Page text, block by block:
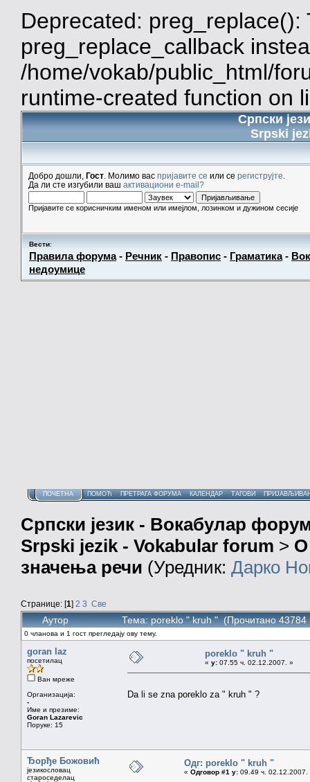
Deprecated:
preg_replace_callback
/home/vokab/public_html/
runtime-created function on
Српски
Srpski
Добро дошли, Гост . Молимо вас пријавите се или се региструјте
Да ли сте изгубили ваш активациони e-mail?
Пријавите се корисничким именом или имејлом, лозинком и дужином сесије
Вести:
Правила форума- Речник - Правопис - Граматика-
недоумице
ПОЧЕТНА ПОМОЋ ПРЕТРАГА ФОРУМА КАЛЕНДАР ТАГОВИ
Српски језик - Вокабулар
Srpski jezik - Vokabular forum > О
значења речи (Уредник: Дарко
Странице: [1] 2 3 Све
Аутор Тема: poreklo " kruh " (Прочитано 43784
0 чланова и 1 гост прегледају ову тему.
goran laz
посетилац
Ван мреже
Организација:
-
Име и презиме:
Goran Lazarevic
Поруке: 15
poreklo " kruh "
« у: 07.55 ч. 02.12.2007. »
Da li se zna poreklo za " kruh " ?
Ђорђе Божовић
језикословац
староседелац
Одг: poreklo " kruh "
« Одговор #1 у: 09.49 ч. 02.12.2007.